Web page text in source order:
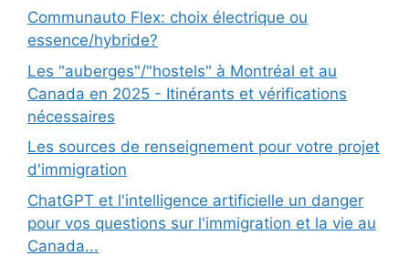
Communauto Flex: choix électrique ou
essence/hybride?
Les "auberges"/"hostels" à Montréal et au
Canada en 2025 - Itinérants et vérifications
nécessaires
Les sources de renseignement pour votre projet
d'immigration
ChatGPT et l'intelligence artificielle un danger
pour vos questions sur l'immigration et la vie au
Canada...